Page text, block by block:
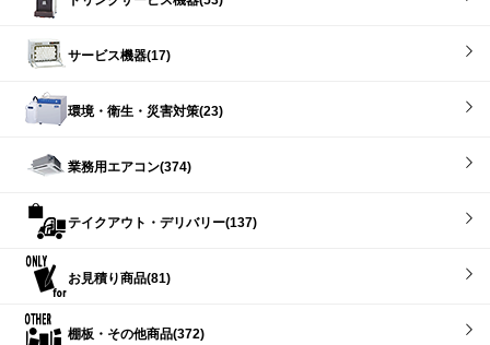
サービス機器(17)
環境・衛生・災害対策(23)
業務用エアコン(374)
テイクアウト・デリバリー(137)
お見積り商品(81)
棚板・その他商品(372)